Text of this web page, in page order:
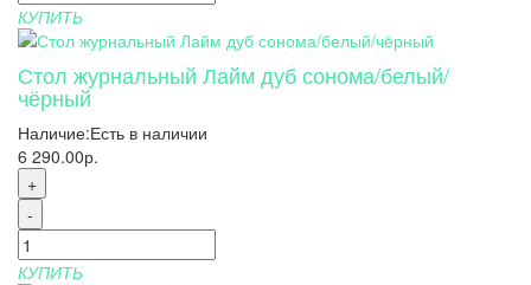
КУПИТЬ
Стол журнальный Лайм дуб сонома/белый/
чёрный
Наличие:Есть в наличии
6 290.00р.
+
-
КУПИТЬ